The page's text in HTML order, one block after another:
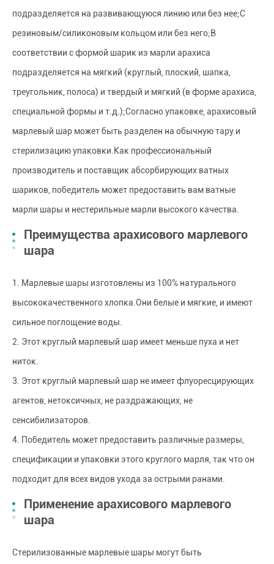
подразделяется на развивающуюся линию или без нее;С
резиновым/силиконовым кольцом или без него;В
соответствии с формой шарик из марли арахиса
подразделяется на мягкий (круглый, плоский, шапка,
треугольник, полоса) и твердый и мягкий (в форме арахиса,
специальной формы и т.д.);Согласно упаковке, арахисовый
марлевый шар может быть разделен на обычную тару и
стерилизацию упаковки.Как профессиональный
производитель и поставщик абсорбирующих ватных
шариков, победитель может предоставить вам ватные
марли шары и нестерильные марли высокого качества.
Преимущества арахисового марлевого
шара
1. Марлевые шары изготовлены из 100% натурального
высококачественного хлопка.Они белые и мягкие, и имеют
сильное поглощение воды.
2. Этот круглый марлевый шар имеет меньше пуха и нет
ниток.
3. Этот круглый марлевый шар не имеет флуоресцирующих
агентов, нетоксичных, не раздражающих, не
сенсибилизаторов.
4. Победитель может предоставить различные размеры,
спецификации и упаковки этого круглого марля, так что он
подходит для всех видов ухода за острыми ранами.
Применение арахисового марлевого
шара
Стерилизованные марлевые шары могут быть